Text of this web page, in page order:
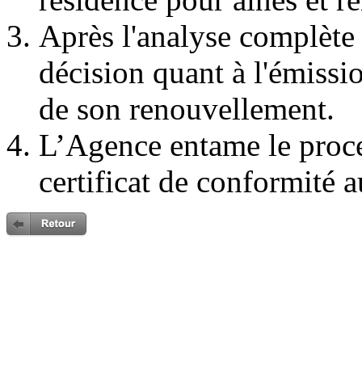
Après l'analyse
décision quant à
de son renouvellement.
L’Agence entame le
certificat de conformité